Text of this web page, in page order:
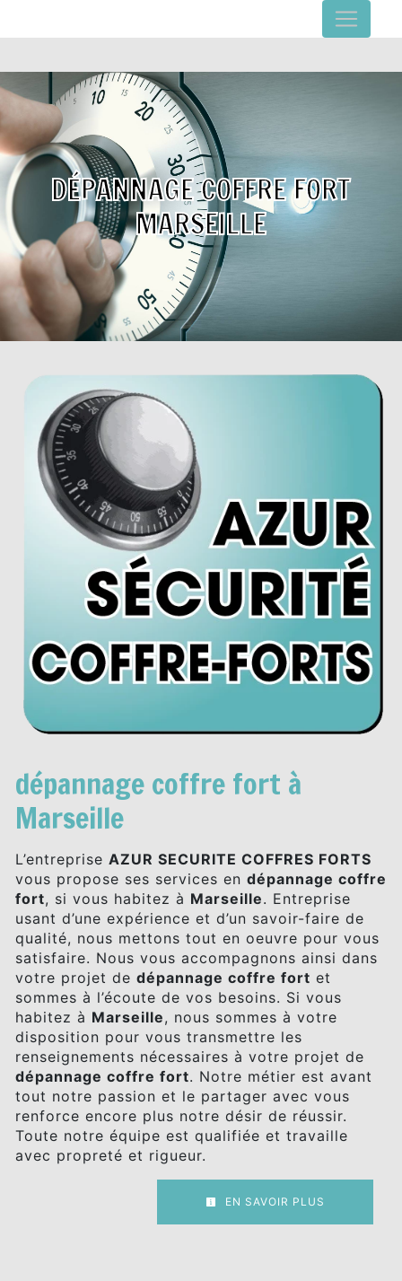
DÉPANNAGE COFFRE FORT
MARSEILLE
dépannage coffre fort à
Marseille
L’entreprise AZUR SECURITE COFFRES FORTS
vous propose ses services en dépannage coffre
fort, si vous habitez à Marseille. Entreprise
usant d’une expérience et d’un savoir-faire de
qualité, nous mettons tout en oeuvre pour vous
satisfaire. Nous vous accompagnons ainsi dans
votre projet de dépannage coffre fort et
sommes à l’écoute de vos besoins. Si vous
habitez à Marseille, nous sommes à votre
disposition pour vous transmettre les
renseignements nécessaires à votre projet de
dépannage coffre fort. Notre métier est avant
tout notre passion et le partager avec vous
renforce encore plus notre désir de réussir.
Toute notre équipe est qualifiée et travaille
avec propreté et rigueur.
EN SAVOIR PLUS